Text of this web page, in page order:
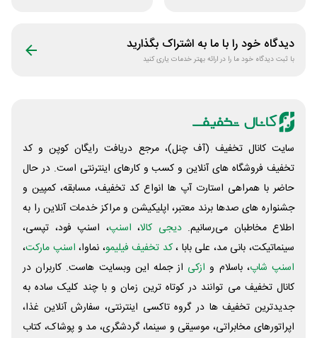
دیدگاه خود را با ما به اشتراک بگذارید
با ثبت دیدگاه خود ما را در ارائه بهتر خدمات یاری کنید
سایت کانال تخفیف (آف چنل)، مرجع دریافت رایگان کوپن و کد
تخفیف فروشگاه های آنلاین و کسب و‌ کارهای اینترنتی است. در حال
حاضر با همراهی استارت آپ ها انواع کد تخفیف، مسابقه، کمپین و
جشنواره های صدها برند معتبر، اپلیکیشن و مراکز خدمات آنلاین را به
اطلاع مخاطبان می‌رسانیم. دیجی کالا، اسنپ، اسنپ فود، تپسی،
سینماتیکت، بانی مد، علی‌ بابا ،کد تخفیف فیلیمو، نماوا، اسنپ مارکت،
اسنپ شاپ، باسلام و ازکی از جمله این وبسایت ‌هاست. کاربران در
کانال تخفیف می توانند در کوتاه ترین زمان و با چند کلیک ساده به
جدیدترین تخفیف ها در گروه تاکسی اینترنتی، سفارش آنلاین غذا،
اپراتورهای مخابراتی، موسیقی و سینما، گردشگری، مد و پوشاک، کتاب